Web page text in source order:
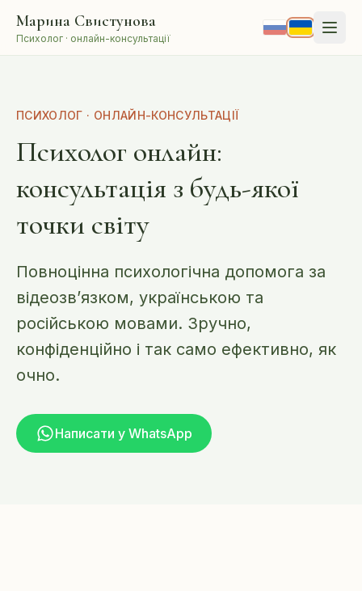
Марина Свистунова
Психолог · онлайн-консультації
ПСИХОЛОГ · ОНЛАЙН-КОНСУЛЬТАЦІЇ
Психолог онлайн:
консультація з будь-якої
точки світу
Повноцінна психологічна допомога за
відеозв’язком, українською та
російською мовами. Зручно,
конфіденційно і так само ефективно, як
очно.
Написати у WhatsApp